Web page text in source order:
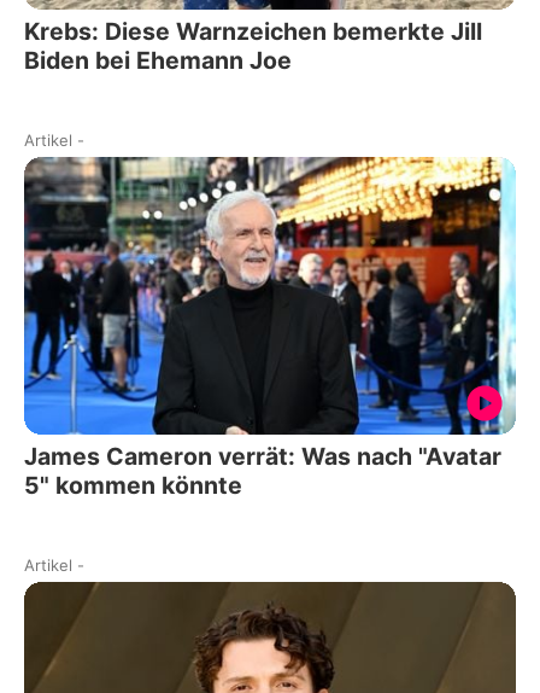
Krebs: Diese Warnzeichen bemerkte Jill
Biden bei Ehemann Joe
Artikel -
James Cameron verrät: Was nach "Avatar
5" kommen könnte
Artikel -